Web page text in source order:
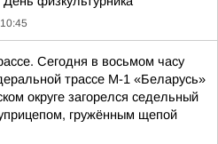
Сегодня в восьмом часу
трассе М-1 «Беларусь»
округе загорелся седельный
гружённым щепой